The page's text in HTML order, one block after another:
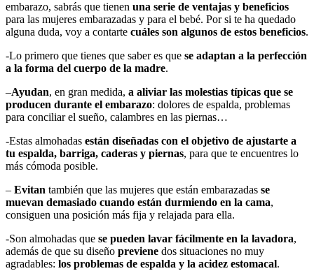
embarazo, sabrás que tienen una serie de ventajas y beneficios
para las mujeres embarazadas y para el bebé. Por si te ha quedado
alguna duda, voy a contarte cuáles son algunos de estos beneficios.
-Lo primero que tienes que saber es que se adaptan a la perfección
a la forma del cuerpo de la madre.
–Ayudan, en gran medida, a aliviar las molestias típicas que se
producen durante el embarazo: dolores de espalda, problemas
para conciliar el sueño, calambres en las piernas…
-Estas almohadas están diseñadas con el objetivo de ajustarte a
tu espalda, barriga, caderas y piernas, para que te encuentres lo
más cómoda posible.
– Evitan también que las mujeres que están embarazadas se
muevan demasiado cuando están durmiendo en la cama,
consiguen una posición más fija y relajada para ella.
-Son almohadas que se pueden lavar fácilmente en la lavadora,
además de que su diseño previene dos situaciones no muy
agradables: los problemas de espalda y la acidez estomacal.